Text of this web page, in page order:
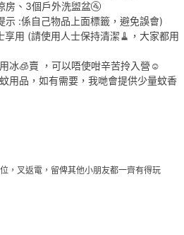
房、3個戶外洗盥盆🚰
示 :係自己物品上面標籤，避免誤會)
用 (請使用人士保持清潔🧹，大家都用
冰🧊賣 ，可以唔使咁辛苦拎入營☺️
用品，如有需要，我哋會提供少量蚊香
，叉返電，留俾其他小朋友都一齊有得玩